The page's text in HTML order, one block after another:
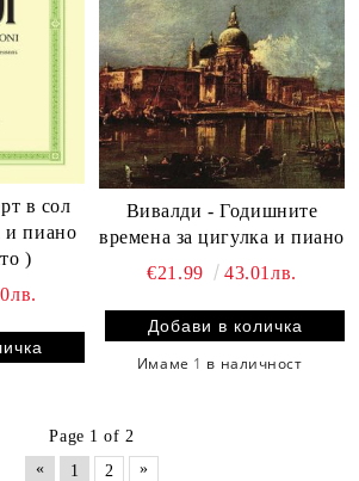
в сол
и пиано
)
Вивалди - Годишните
времена за цигулка и пиано
€21.99
43.01лв.
Имаме 1 в наличност
Page 1 of 2
«
1 2 »